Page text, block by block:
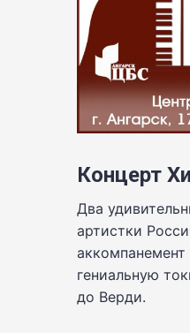
Концерт
Два
артистки
гениальную
до Верди.